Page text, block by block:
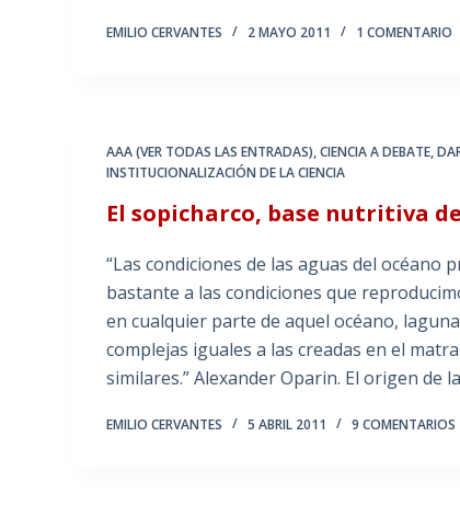
EMILIO CERVANTES 2 MAYO 2011 1 COMENTARIO
AAA (VER TODAS LAS ENTRADAS),CIENCIA A DEBATE,
INSTITUCIONALIZACIÓN DE LA CIENCIA
El sopicharco, base nutritiva
“Las condiciones de las aguas del
bastante a las condiciones que
en cualquier parte de aquel océano,
complejas iguales a las creadas en el
similares.” Alexander Oparin. El origen de
EMILIO CERVANTES 5 ABRIL 2011 9 COMENTARIOS